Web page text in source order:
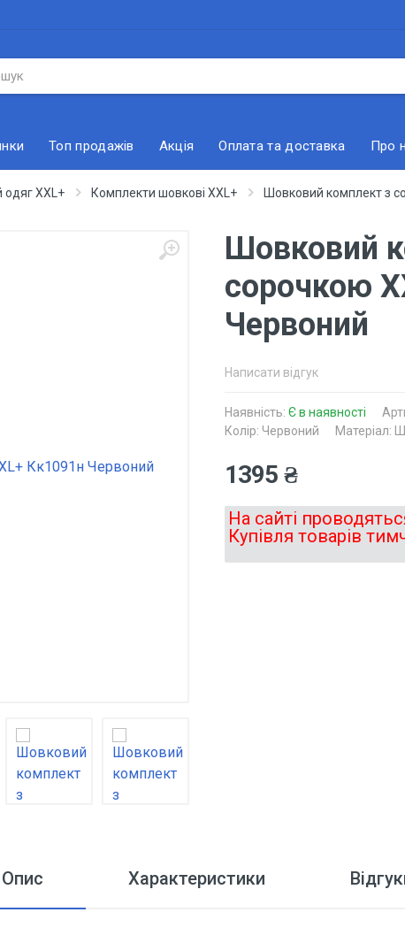
Топ продажів Акція Оплата та доставка Про
XXL+ Комплекти шовкові XXL+ Шовковий комплект з
Шовковий
сорочкою
Червоний
Написати відгук
Наявність: Є в наявності
Колір: Червоний
Матеріал:
1395 ₴
На сайті
Купівля товарів
Опис Характеристики